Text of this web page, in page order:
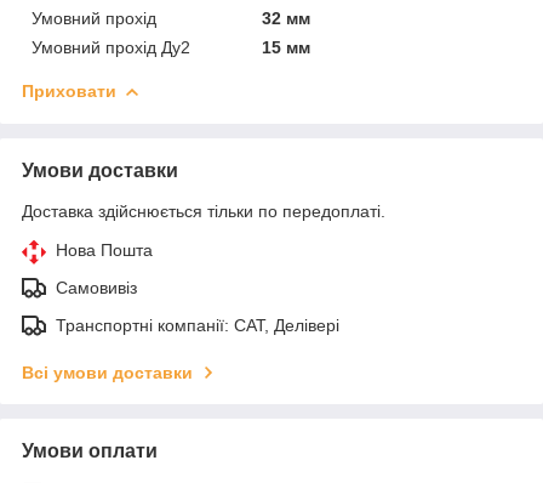
Умовний прохід
32 мм
Умовний прохід Ду2
15 мм
Приховати
Умови доставки
Доставка здійснюється тільки по передоплаті.
Нова Пошта
Самовивіз
Транспортні компанії: САТ, Делівері
Всі умови доставки
Умови оплати